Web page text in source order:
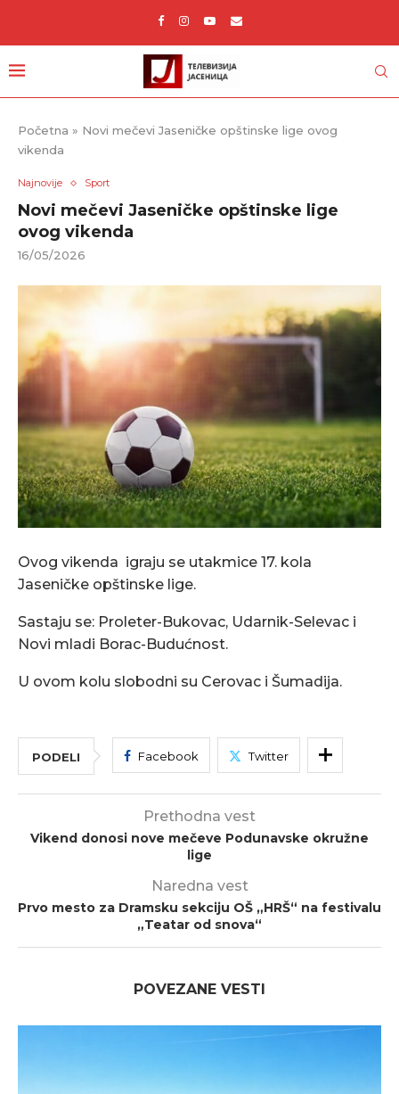
Početna » Novi mečevi Jaseničke opštinske lige ovog
vikenda
Najnovije Sport
Novi mečevi Jaseničke opštinske lige
ovog vikenda
16/05/2026
Ovog vikenda igraju se utakmice 17. kola
Jaseničke opštinske lige.
Sastaju se: Proleter-Bukovac, Udarnik-Selevac i
Novi mladi Borac-Budućnost.
U ovom kolu slobodni su Cerovac i Šumadija.
PODELI Facebook Twitter
Prethodna vest
Vikend donosi nove mečeve Podunavske okružne
lige
Naredna vest
Prvo mesto za Dramsku sekciju OŠ „HRŠ“ na festivalu
„Teatar od snova“
POVEZANE VESTI